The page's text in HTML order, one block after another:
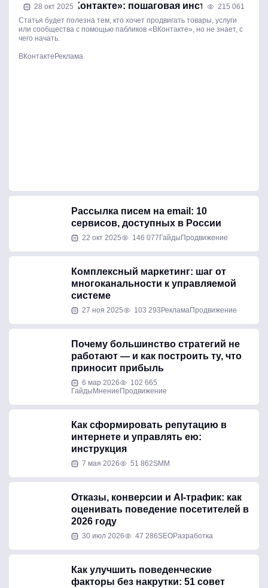
28 окт 2025 215 061
Реклама «ВКонтакте»: пошаговая инструкция
Статья будет полезна тем, кто хочет продвигать товары, услуги
или сообщества с помощью пабликов «ВКонтакте», но не знает, с
чего начать.
ВКонтакте Реклама
Рассылка писем на email: 10
сервисов, доступных в России
22 окт 2025 146 077 Гайды Продвижение
Комплексный маркетинг: шаг от
многоканальности к управляемой
системе
27 ноя 2025 103 293 РекламаПродвижение
Почему большинство стратегий не
работают — и как построить ту, что
приносит прибыль
6 мар 2026
102 665
Гайды Мнение Продвижение
Как сформировать репутацию в
интернете и управлять ею:
инструкция
7 мая 2026 51 862SMM
Отказы, конверсии и AI-трафик: как
оценивать поведение посетителей в
2026 году
30 июл 2026 47 286SEOРазработка
Как улучшить поведенческие
факторы без накрутки: 51 совет